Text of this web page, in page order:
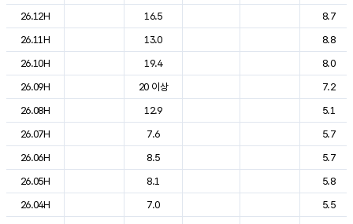
26.12H
16.5
8.7
26.11H
13.0
8.8
26.10H
19.4
8.0
26.09H
20 이상
7.2
26.08H
12.9
5.1
26.07H
7.6
5.7
26.06H
8.5
5.7
26.05H
8.1
5.8
26.04H
7.0
5.5